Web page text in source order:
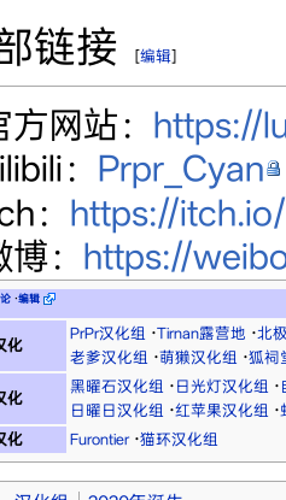
链接 [编辑]
方网站： https://
： Prpr_Cyan
： https://
： https://
·编辑
化
PrPr汉化组 ·Tirnan露营地 ·北
老爹汉化组 ·萌獭汉化组 ·狐祠
化
黑曜石汉化组 · 日光灯汉化组 ·
日曜日汉化组 ·红苹果汉化组 ·
化
Furontier·猫环汉化组